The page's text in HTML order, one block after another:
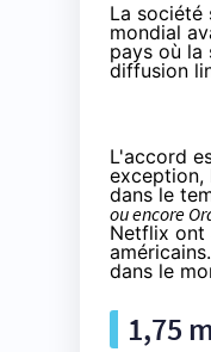
La société
mondial
pays où la
diffusion
L'accord
exception,
dans le
ou encore
Netflix ont
dans le
1,75